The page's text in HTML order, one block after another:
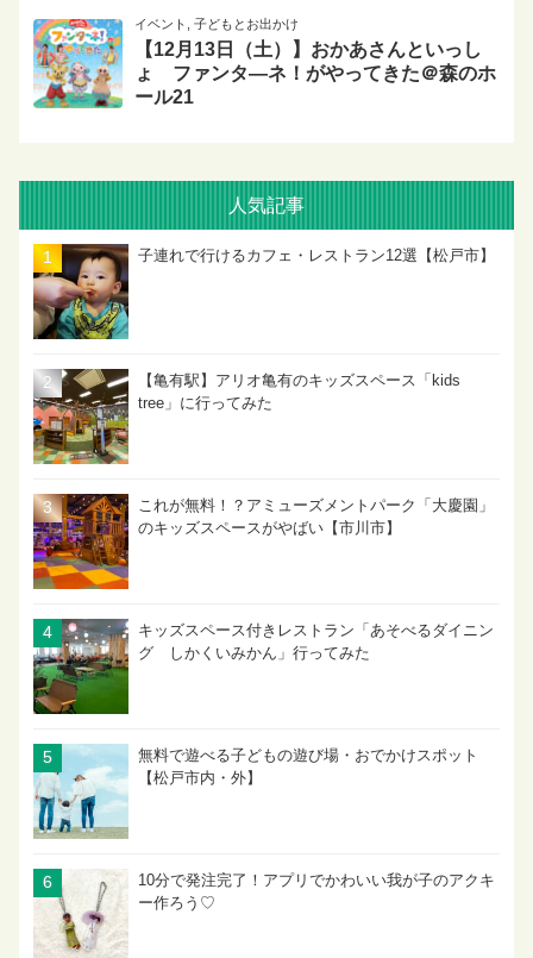
イベント 子どもとお出かけ
【12月13日（土）】おかあさんといっし
ょ ファンタ―ネ！がやってきた＠森のホ
ール21
人気記事
子連れで行けるカフェ・レストラン12選【松戸市】
【亀有駅】アリオ亀有のキッズスペース「kids
tree」に行ってみた
これが無料！？アミューズメントパーク「大慶園」
のキッズスペースがやばい【市川市】
キッズスペース付きレストラン「あそべるダイニン
グ しかくいみかん」行ってみた
無料で遊べる子どもの遊び場・おでかけスポット
【松戸市内・外】
10分で発注完了！アプリでかわいい我が子のアクキ
ー作ろう♡